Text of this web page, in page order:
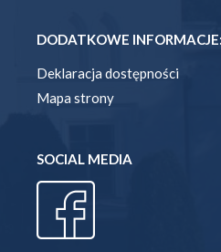
DODATKOWE INFORMACJE:
Deklaracja dostępności
Mapa strony
SOCIAL MEDIA